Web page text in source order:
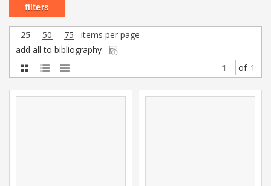
filters
25 50 75
items per page
add all to bibliography
of 1